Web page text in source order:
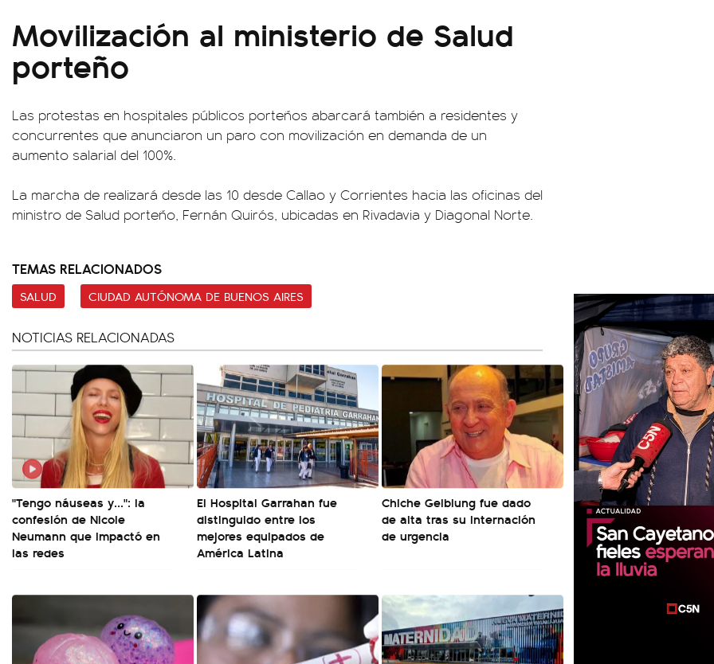
Movilización al ministerio de Salud
porteño
Las protestas en hospitales públicos porteños abarcará también a residentes y
concurrentes que anunciaron un paro con movilización en demanda de un
aumento salarial del 100%.
La marcha de realizará desde las 10 desde Callao y Corrientes hacia las oficinas del
ministro de Salud porteño, Fernán Quirós, ubicadas en Rivadavia y Diagonal Norte.
TEMAS RELACIONADOS
SALUD CIUDAD AUTÓNOMA DE BUENOS AIRES
NOTICIAS RELACIONADAS
"Tengo náuseas y...": la
confesión de Nicole
Neumann que impactó en
las redes
El Hospital Garrahan fue
distinguido entre los
mejores equipados de
América Latina
Chiche Gelblung fue dado
de alta tras su internación
de urgencia